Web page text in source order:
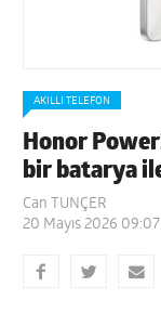
AKILLI TELEFON
Honor
bir batarya
Can TUNÇER
20 Mayıs 2026 09:07